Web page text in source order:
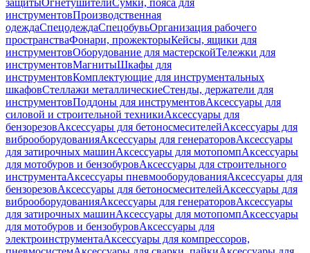
защитыОгнетушителиСумки, пояса для
инструментовПроизводственная
одеждаСпецодеждаСпецобувьОрганизация рабочего
пространстваФонари, прожекторыКейсы, ящики для
инструментовОборудование для мастерскойТележки для
инструментовМагнитыШкафы для
инструментовКомплектующие для инструментальных
шкафовСтеллажи металлическиеСтенды, держатели для
инструментовПоддоны для инструментовАксессуары для
силовой и строительной техникиАксессуары для
бензорезовАксессуары для бетоносмесителейАксессуары для
виброоборудованияАксессуары для генераторовАксессуары
для затирочных машинАксессуары для мотопомпАксессуары
для мотобуров и бензобуровАксессуары для строительного
инструментаАксессуары пневмооборудованияАксессуары для
бензорезовАксессуары для бетоносмесителейАксессуары для
виброоборудованияАксессуары для генераторовАксессуары
для затирочных машинАксессуары для мотопомпАксессуары
для мотобуров и бензобуровАксессуары для
электроинструментаАксессуары для компрессоров,